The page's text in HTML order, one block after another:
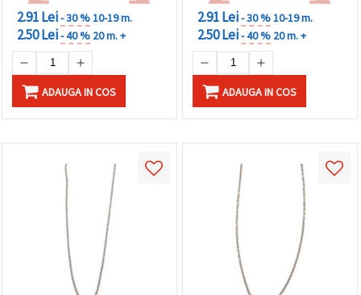
2.91 Lei- 30 %10-19 m.
2.50 Lei- 40 % 20 m. +
ADAUGA IN COS
2.91 Lei- 30 %10-19 m.
2.50 Lei- 40 % 20 m. +
ADAUGA IN COS